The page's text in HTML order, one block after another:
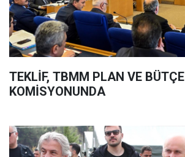
TEKLİF, TBMM PLAN VE BÜTÇE
KOMİSYONUNDA